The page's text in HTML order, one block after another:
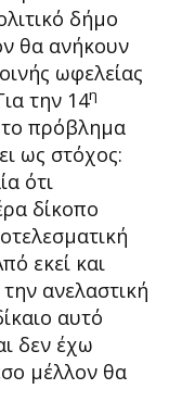
δήμο
θα ανήκουν
ωφελείας
την 14η
το πρόβλημα
ως στόχος:
ότι
δίκοπο
εκεί και
ανελαστική
αυτό
δεν έχω
μέλλον θα